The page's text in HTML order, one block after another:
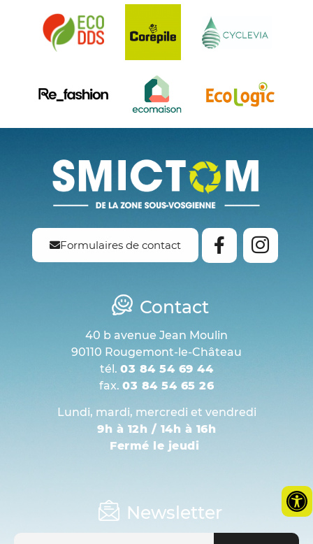
Formulaires de contact
Contact
40 b avenue Jean Moulin
90110 Rougemont-le-Château
tél. 03 84 54 69 44
fax. 03 84 54 65 26
Lundi, mardi, mercredi et vendredi
9h à 12h / 14h à 16h
Fermé le jeudi
Newsletter